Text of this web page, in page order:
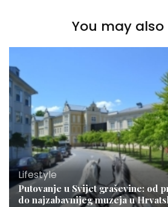
You may also
Lifestyle
Putovanje u Svijet graševine: od
do najzabavnijeg muzeja u